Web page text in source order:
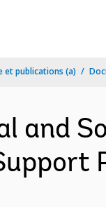
et publications (a)
and